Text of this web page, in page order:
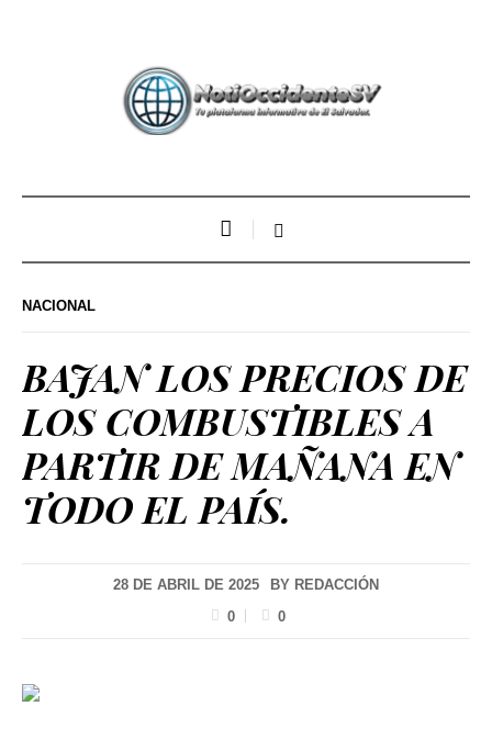
NACIONAL
BAJAN LOS PRECIOS DE
LOS COMBUSTIBLES A
PARTIR DE MAÑANA EN
TODO EL PAÍS.
28 DE ABRIL DE 2025 BY REDACCIÓN
0
0